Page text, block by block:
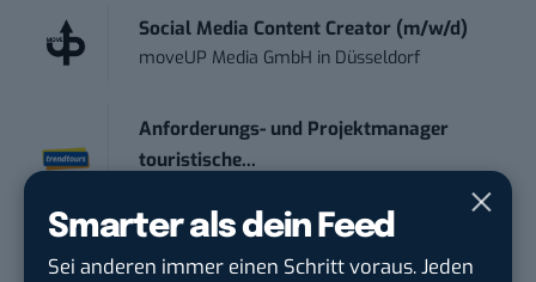
Smarter als dein Feed
Sei anderen immer einen Schritt voraus. Jeden
Social Media Content Creator (m/w/d)
moveUP Media GmbH in Düsseldorf
Anforderungs- und Projektmanager
touristische...
Senior ASIC Digital Lead – ATPG & M...